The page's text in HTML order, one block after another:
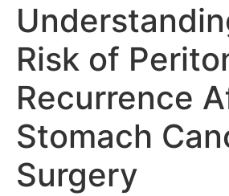
Risk of
Recurrence
Stomach
Surgery